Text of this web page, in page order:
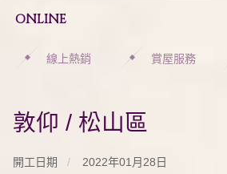
ONLINE
線上熱銷 賞屋服務
敦仰 / 松山區
開工日期 2022年01月28日